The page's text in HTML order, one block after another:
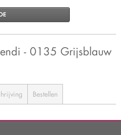
- 0135 Grijsblauw
Bestellen